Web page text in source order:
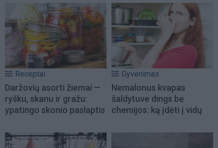
Receptai
Daržovių asorti žiemai —
ryšku, skanu ir gražu:
ypatingo skonio paslaptis
Gyvenimas
Nemalonus kvapas
šaldytuve dings be
chemijos: ką įdėti į vidų